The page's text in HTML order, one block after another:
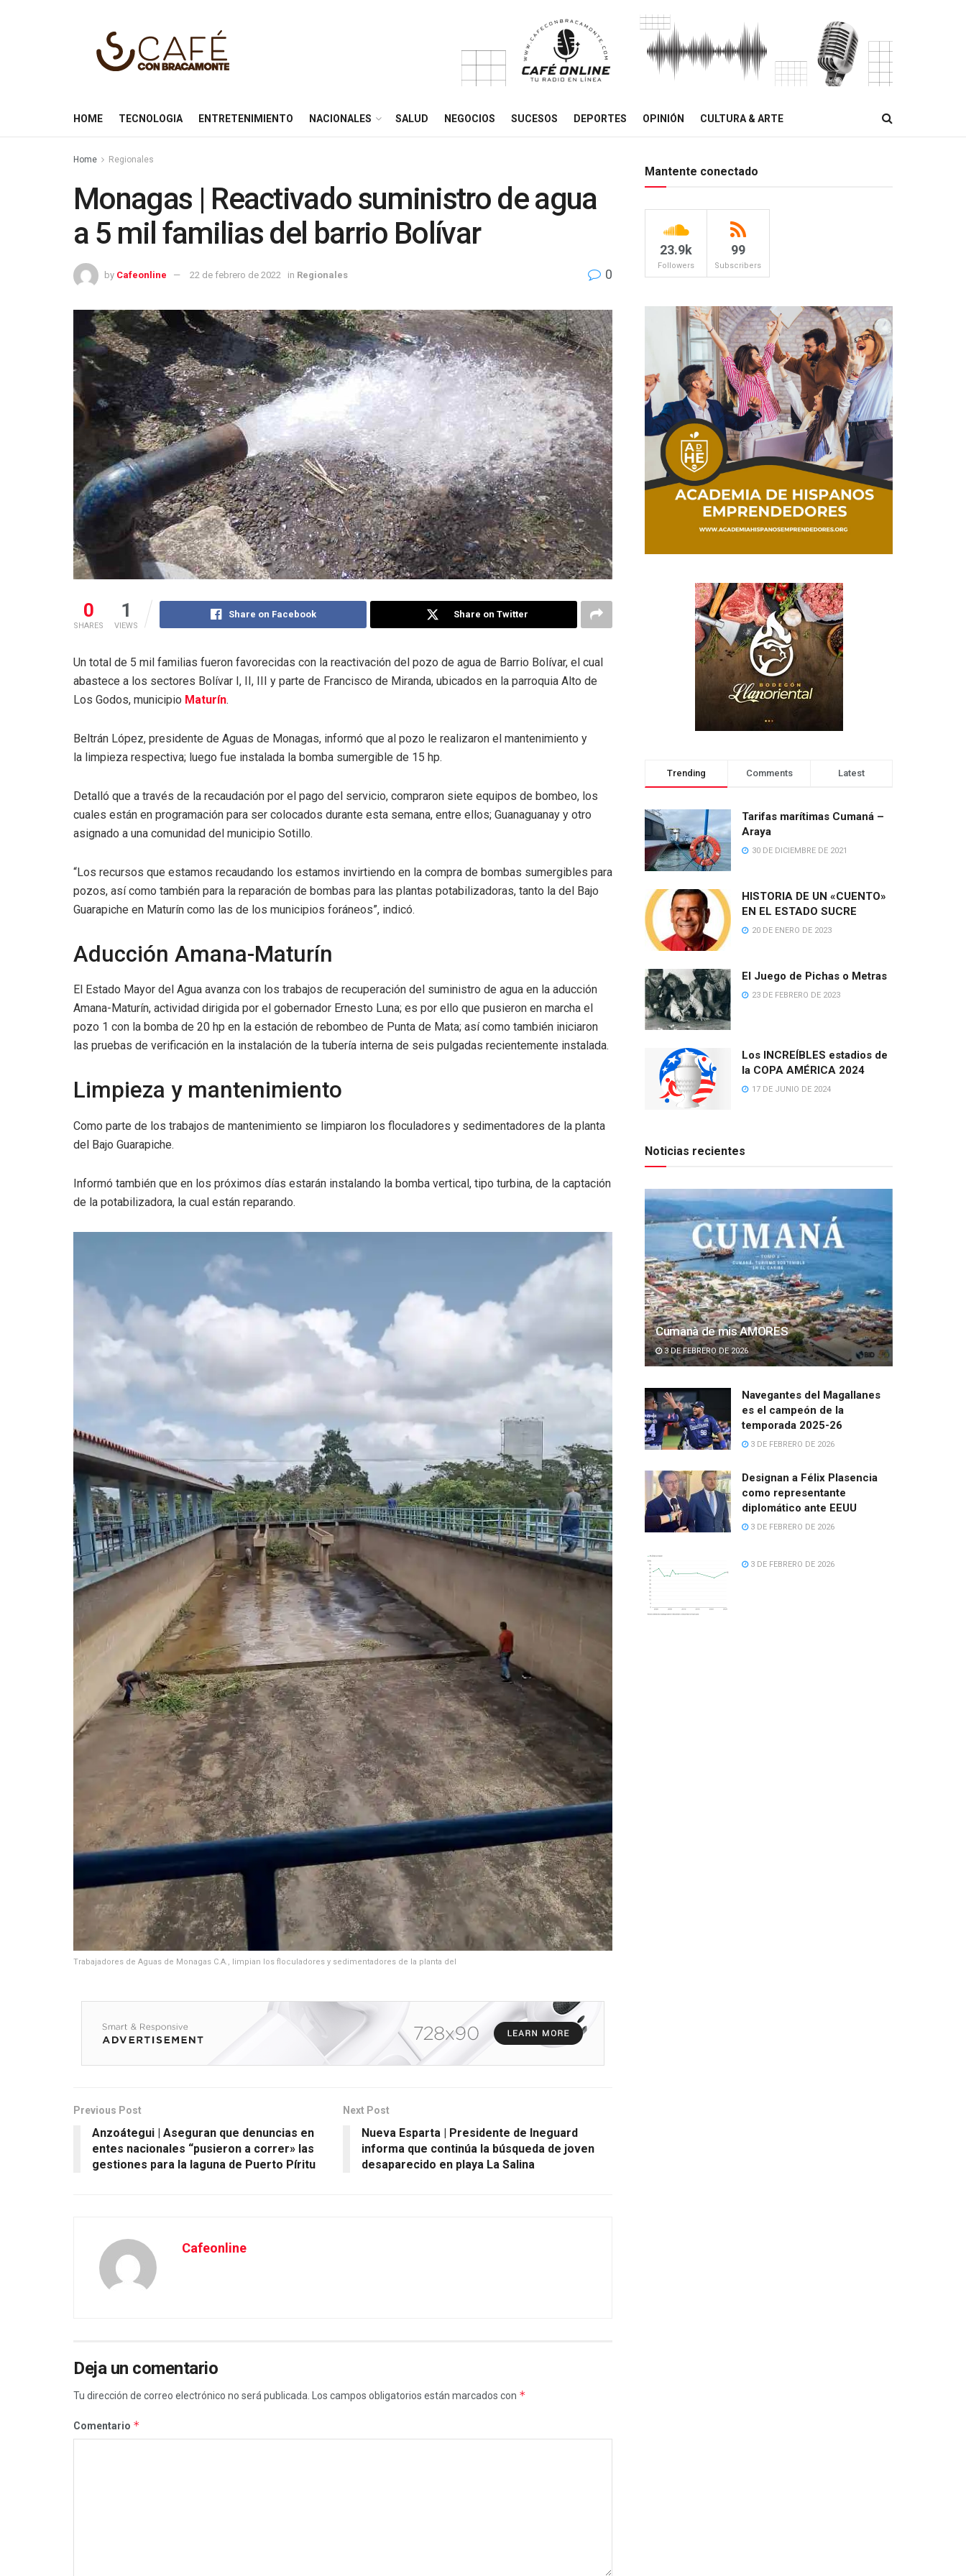
HOME TECNOLOGIA ENTRETENIMIENTO NACIONALES SALUD NEGOCIOS SUCESOS DEPORTES OPINIÓN CULTURA & ARTE
Home Regionales
Monagas | Reactivado suministro de agua
a 5 mil familias del barrio Bolívar
by Cafeonline 22 de febrero de 2022 in Regionales 0
0
SHARES
1
VIEWS
Share on Facebook Share on Twitter
Un total de 5 mil familias fueron favorecidas con la reactivación del pozo de agua de Barrio Bolívar, el cual
abastece a los sectores Bolívar I, II, III y parte de Francisco de Miranda, ubicados en la parroquia Alto de
Los Godos, municipio Maturín.
Beltrán López, presidente de Aguas de Monagas, informó que al pozo le realizaron el mantenimiento y
la limpieza respectiva; luego fue instalada la bomba sumergible de 15 hp.
Detalló que a través de la recaudación por el pago del servicio, compraron siete equipos de bombeo, los
cuales están en programación para ser colocados durante esta semana, entre ellos; Guanaguanay y otro
asignado a una comunidad del municipio Sotillo.
“Los recursos que estamos recaudando los estamos invirtiendo en la compra de bombas sumergibles para
pozos, así como también para la reparación de bombas para las plantas potabilizadoras, tanto la del Bajo
Guarapiche en Maturín como las de los municipios foráneos”, indicó.
Aducción Amana-Maturín
El Estado Mayor del Agua avanza con los trabajos de recuperación del suministro de agua en la aducción
Amana-Maturín, actividad dirigida por el gobernador Ernesto Luna; es por ello que pusieron en marcha el
pozo 1 con la bomba de 20 hp en la estación de rebombeo de Punta de Mata; así como también iniciaron
las pruebas de verificación en la instalación de la tubería interna de seis pulgadas recientemente instalada.
Limpieza y mantenimiento
Como parte de los trabajos de mantenimiento se limpiaron los floculadores y sedimentadores de la planta
del Bajo Guarapiche.
Informó también que en los próximos días estarán instalando la bomba vertical, tipo turbina, de la captación
de la potabilizadora, la cual están reparando.
Trabajadores de Aguas de Monagas C.A., limpian los floculadores y sedimentadores de la planta del
Previous Post
Anzoátegui | Aseguran que denuncias en
entes nacionales “pusieron a correr» las
gestiones para la laguna de Puerto Píritu
Next Post
Nueva Esparta | Presidente de Ineguard
informa que continúa la búsqueda de joven
desaparecido en playa La Salina
Cafeonline
Deja un comentario
Tu dirección de correo electrónico no será publicada. Los campos obligatorios están marcados con *
Comentario *
Mantente conectado
23.9k
Followers
99
Subscribers
Trending Comments Latest
Tarifas marítimas Cumaná –
Araya
30 DE DICIEMBRE DE 2021
HISTORIA DE UN «CUENTO»
EN EL ESTADO SUCRE
20 DE ENERO DE 2023
El Juego de Pichas o Metras
23 DE FEBRERO DE 2023
Los INCREÍBLES estadios de
la COPA AMÉRICA 2024
17 DE JUNIO DE 2024
Noticias recientes
Cumanà de mis AMORES
3 DE FEBRERO DE 2026
Navegantes del Magallanes
es el campeón de la
temporada 2025-26
3 DE FEBRERO DE 2026
Designan a Félix Plasencia
como representante
diplomático ante EEUU
3 DE FEBRERO DE 2026
3 DE FEBRERO DE 2026